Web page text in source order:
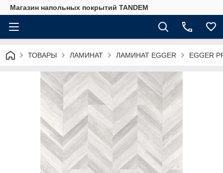
Магазин напольных покрытий TANDEM
ТОВАРЫ ЛАМИНАТ ЛАМИНАТ EGGER EGGER